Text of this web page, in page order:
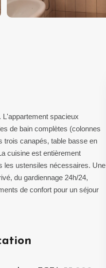
L'appartement spacieux
de bain complètes (colonnes
trois canapés, table basse en
cuisine est entièrement
les ustensiles nécessaires. Une
du gardiennage 24h/24,
de confort pour un séjour